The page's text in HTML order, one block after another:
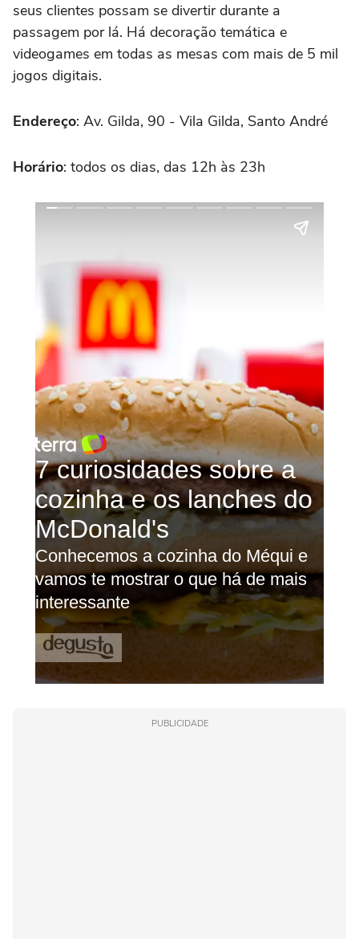
seus clientes possam se divertir durante a
passagem por lá. Há decoração temática e
videogames em todas as mesas com mais de 5 mil
jogos digitais.
Endereço: Av. Gilda, 90 - Vila Gilda, Santo André
Horário: todos os dias, das 12h às 23h
PUBLICIDADE